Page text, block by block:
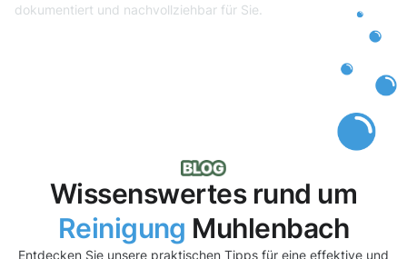
dokumentiert und nachvollziehbar für Sie.
Wissenswertes rund um
Reinigung Muhlenbach
Entdecken Sie unsere praktischen Tipps für eine effektive und